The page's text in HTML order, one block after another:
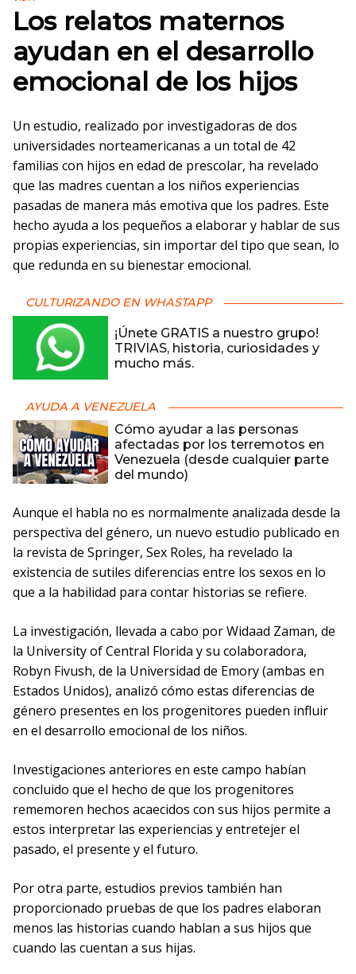
Los relatos maternos
ayudan en el desarrollo
emocional de los hijos
Un estudio, realizado por investigadoras de dos
universidades norteamericanas a un total de 42
familias con hijos en edad de prescolar, ha revelado
que las madres cuentan a los niños experiencias
pasadas de manera más emotiva que los padres. Este
hecho ayuda a los pequeños a elaborar y hablar de sus
propias experiencias, sin importar del tipo que sean, lo
que redunda en su bienestar emocional.
CULTURIZANDO EN WHASTAPP
¡Únete GRATIS a nuestro grupo!
TRIVIAS, historia, curiosidades y
mucho más.
AYUDA A VENEZUELA
Cómo ayudar a las personas
afectadas por los terremotos en
Venezuela (desde cualquier parte
del mundo)
Aunque el habla no es normalmente analizada desde la
perspectiva del género, un nuevo estudio publicado en
la revista de Springer, Sex Roles, ha revelado la
existencia de sutiles diferencias entre los sexos en lo
que a la habilidad para contar historias se refiere.
La investigación, llevada a cabo por Widaad Zaman, de
la University of Central Florida y su colaboradora,
Robyn Fivush, de la Universidad de Emory (ambas en
Estados Unidos), analizó cómo estas diferencias de
género presentes en los progenitores pueden influir
en el desarrollo emocional de los niños.
Investigaciones anteriores en este campo habían
concluido que el hecho de que los progenitores
rememoren hechos acaecidos con sus hijos permite a
estos interpretar las experiencias y entretejer el
pasado, el presente y el futuro.
Por otra parte, estudios previos también han
proporcionado pruebas de que los padres elaboran
menos las historias cuando hablan a sus hijos que
cuando las cuentan a sus hijas.